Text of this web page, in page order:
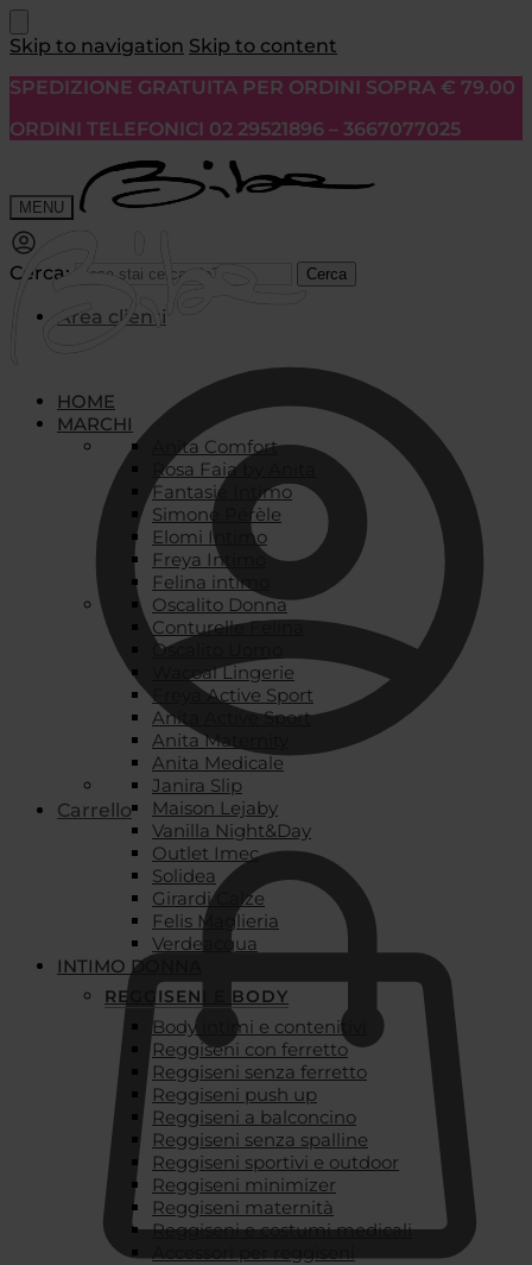
Skip to navigation Skip to content
SPEDIZIONE GRATUITA PER ORDINI SOPRA € 79.00
ORDINI TELEFONICI 02 29521896 – 3667077025
MENU
Cerca: Cerca
Area clienti
Carrello
HOME
MARCHI
Anita Comfort
Rosa Faia by Anita
Fantasie Intimo
Simone Pérèle
Elomi Intimo
Freya Intimo
Felina intimo
Oscalito Donna
Conturelle Felina
Oscalito Uomo
Wacoal Lingerie
Freya Active Sport
Anita Active Sport
Anita Maternity
Anita Medicale
Janira Slip
Maison Lejaby
Vanilla Night&Day
Outlet Imec
Solidea
Girardi Calze
Felis Maglieria
Verdeacqua
INTIMO DONNA
REGGISENI E BODY
Body intimi e contenitivi
Reggiseni con ferretto
Reggiseni senza ferretto
Reggiseni push up
Reggiseni a balconcino
Reggiseni senza spalline
Reggiseni sportivi e outdoor
Reggiseni minimizer
Reggiseni maternità
Reggiseni e costumi medicali
Accessori per reggiseni